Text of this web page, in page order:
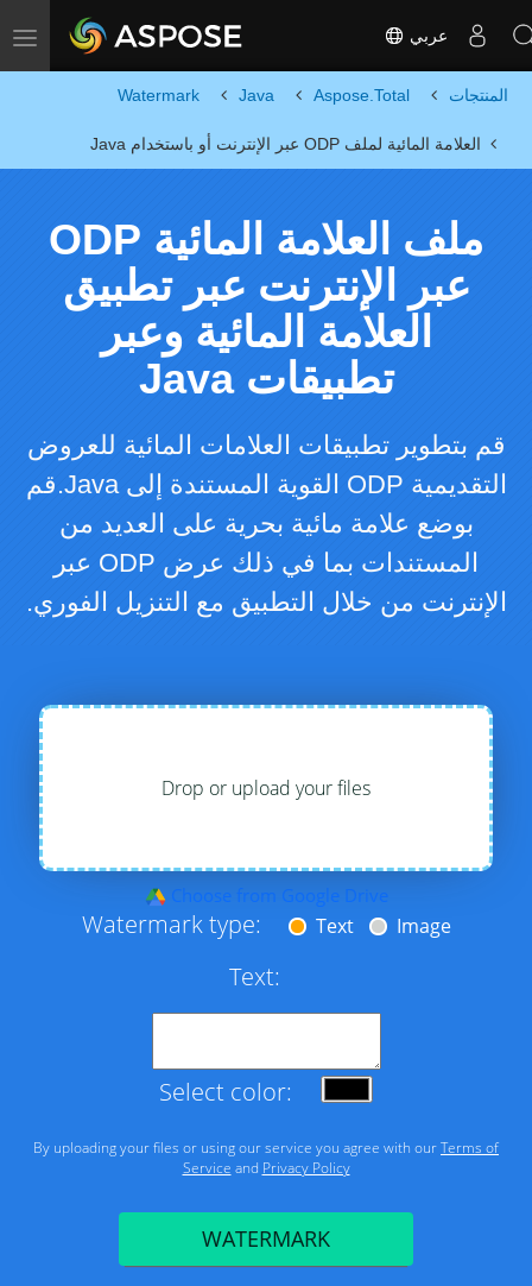
Toggle navigation عربي
المنتجات Aspose.Total
Java
Watermark
العلامة المائية لملف ODP عبر الإنترنت أو باستخدام Java
ملف العلامة المائية ODP
عبر الإنترنت عبر تطبيق
العلامة المائية وعبر
تطبيقات Java
قم بتطوير تطبيقات العلامات المائية للعروض
التقديمية ODP القوية المستندة إلى Java.قم
بوضع علامة مائية بحرية على العديد من
المستندات بما في ذلك عرض ODP عبر
الإنترنت من خلال التطبيق مع التنزيل الفوري.